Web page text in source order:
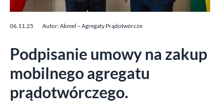
06.11.25 Autor: Akmel – Agregaty Prądotwórcze
Podpisanie umowy na zakup
mobilnego agregatu
prądotwórczego.